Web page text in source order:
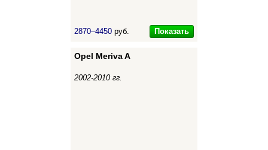
2870–4450 руб. Показать
Opel Meriva A
2002-2010 гг.